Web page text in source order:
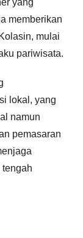
memberikan
mulai
pariwisata.
lokal, yang
namun
pemasaran